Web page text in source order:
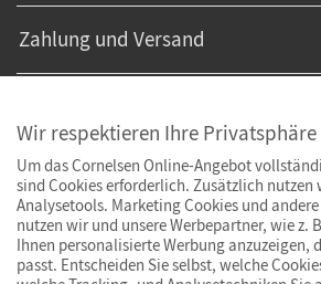
Zahlung und Versand
Wir respektieren Ihre Privatsphäre
Um das Cornelsen Online-Angebot
sind Cookies erforderlich. Zusätzlich nutzen
Analysetools. Marketing Cookies und
nutzen wir und unsere Werbepartner, wie z.
Ihnen personalisierte Werbung anzuzeigen,
passt. Entscheiden Sie selbst, welche